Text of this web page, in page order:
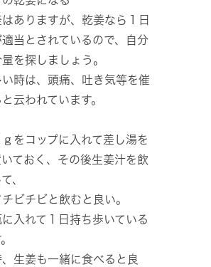
ありますが、乾姜なら１日
当とされているので、自分
を探しましょう。
時は、頭痛、吐き気等を催
云われています。
コップに入れて差し湯を
いておく、その後生姜汁を飲
、
チビチビと飲むと良い。
れて１日持ち歩いている
姜も一緒に食べると良